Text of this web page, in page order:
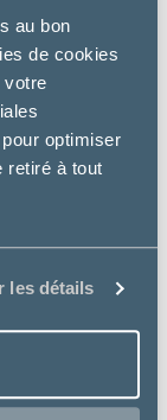
au bon
de cookies
votre
optimiser
retiré à tout
les détails